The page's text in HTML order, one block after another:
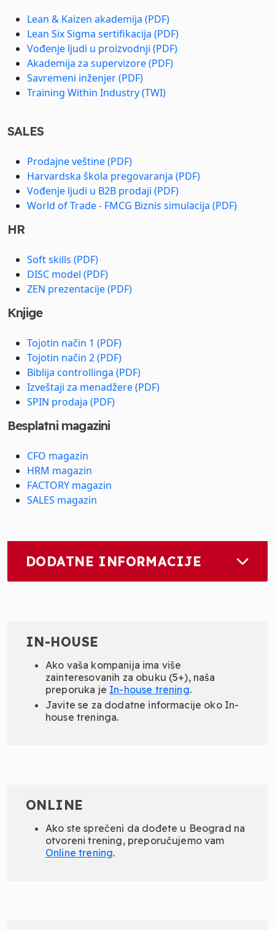
Lean & Kaizen akademija (PDF)
Lean Six Sigma sertifikacija (PDF)
Vođenje ljudi u proizvodnji (PDF)
Akademija za supervizore (PDF)
Savremeni inženjer (PDF)
Training Within Industry (TWI)
SALES
Prodajne veštine (PDF)
Harvardska škola pregovaranja (PDF)
Vođenje ljudi u B2B prodaji (PDF)
World of Trade - FMCG Biznis simulacija (PDF)
HR
Soft skills (PDF)
DISC model (PDF)
ZEN prezentacije (PDF)
Knjige
Tojotin način 1 (PDF)
Tojotin način 2 (PDF)
Biblija controllinga (PDF)
Izveštaji za menadžere (PDF)
SPIN prodaja (PDF)
Besplatni magazini
CFO magazin
HRM magazin
FACTORY magazin
SALES magazin
DODATNE INFORMACIJE
IN-HOUSE
Ako vaša kompanija ima više
zainteresovanih za obuku (5+), naša
preporuka je In-house trening.
Javite se za dodatne informacije oko In-
house treninga.
ONLINE
Ako ste sprečeni da dođete u Beograd na
otvoreni trening, preporučujemo vam
Online trening.